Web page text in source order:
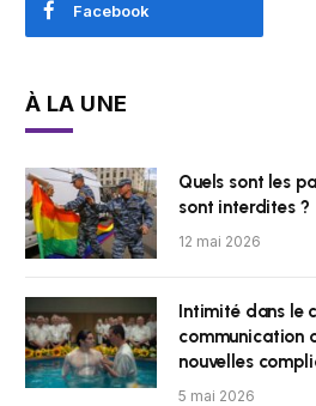
Facebook
À LA UNE
Quels sont les
sont interdites ?
12 mai 2026
Intimité dans le
communication
nouvelles
5 mai 2026